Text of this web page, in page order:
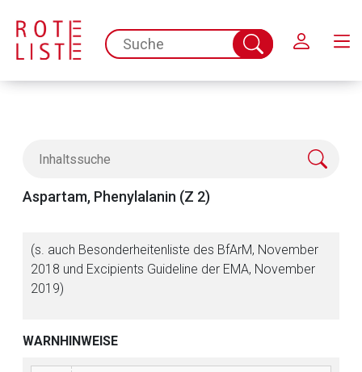
spc.search.input.placeholder
Suche
abschicken
Aspartam, Phenylalanin (Z 2)
(s. auch Besonderheitenliste des BfArM, November
2018 und Excipients Guideline der EMA, November
2019)
WARNHINWEISE